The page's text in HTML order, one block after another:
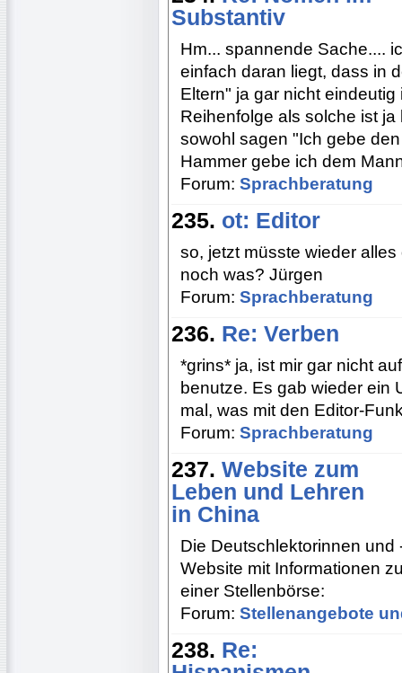
Substantiv
Hm... spannende Sache....
einfach daran liegt, dass in
Eltern" ja gar nicht
Reihenfolge als solche ist
sowohl sagen "Ich gebe
Hammer gebe ich dem
Forum: Sprachberatung
235. ot: Editor
so, jetzt müsste wieder
noch was? Jürgen
Forum: Sprachberatung
236. Re: Verben
*grins* ja, ist mir gar nicht
benutze. Es gab wieder ein
mal, was mit den Editor-
Forum: Sprachberatung
237. Website zum
Leben und Lehren
in China
Die Deutschlektorinnen
Website mit Informationen
einer Stellenbörse:
Forum: Stellenangebote
238. Re: